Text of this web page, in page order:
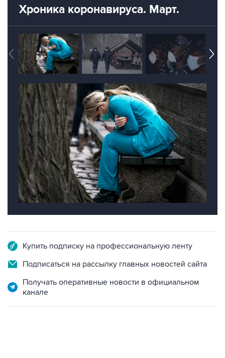
Хроника коронавируса. Март.
Купить подписку на профессиональную ленту
Подписаться на рассылку главных новостей сайта
Получать оперативные новости в официальном
канале